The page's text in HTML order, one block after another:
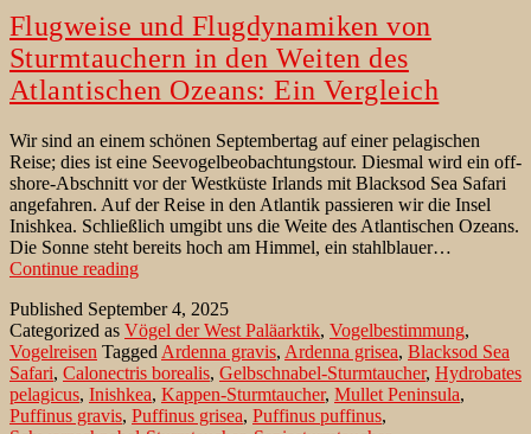
Flugweise und Flugdynamiken von
Sturmtauchern in den Weiten des
Atlantischen Ozeans: Ein Vergleich
Wir sind an einem schönen Septembertag auf einer pelagischen
Reise; dies ist eine Seevogelbeobachtungstour. Diesmal wird ein off-
shore-Abschnitt vor der Westküste Irlands mit Blacksod Sea Safari
angefahren. Auf der Reise in den Atlantik passieren wir die Insel
Inishkea. Schließlich umgibt uns die Weite des Atlantischen Ozeans.
Die Sonne steht bereits hoch am Himmel, ein stahlblauer…
Continue readingFlugweise
Flugdynamiken
von
Sturmtauchern
in
den
Weiten
Published September 4, 2025
Categorized as Vögel der West Paläarktik, Vogelbestimmung,
Vogelreisen Tagged Ardenna gravis, Ardenna grisea, Blacksod Sea
Safari, Calonectris borealis, Gelbschnabel-Sturmtaucher, Hydrobates
pelagicus, Inishkea, Kappen-Sturmtaucher, Mullet Peninsula,
Puffinus gravis, Puffinus grisea, Puffinus puffinus,